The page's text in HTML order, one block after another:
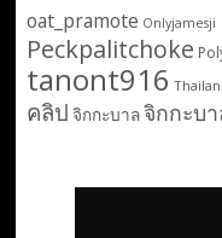
oat_pramote Onlyjamesji
Peckpalitchoke
tanont916
คลิป จิกกะบาลจิกกะบ